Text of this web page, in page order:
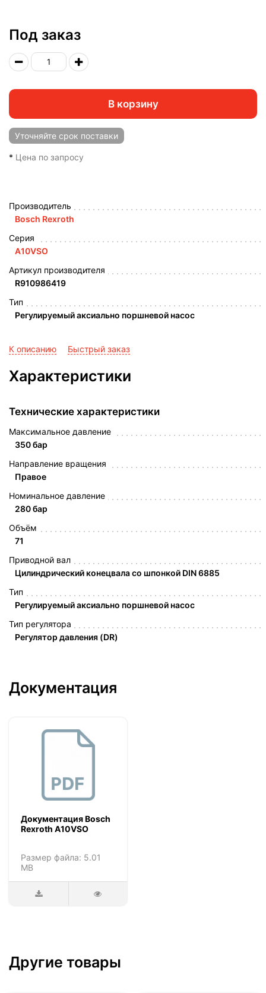
Под заказ
В корзину
Уточняйте срок поставки
* Цена по запросу
Производитель
Bosch Rexroth
Серия
A10VSO
Артикул производителя
R910986419
Тип
Регулируемый аксиально поршневой насос
К описанию Быстрый заказ
Характеристики
Технические характеристики
Максимальное давление
350 бар
Направление вращения
Правое
Номинальное давление
280 бар
Объём
71
Приводной вал
Цилиндрический конецвала со шпонкой DIN 6885
Тип
Регулируемый аксиально поршневой насос
Тип регулятора
Регулятор давления (DR)
Документация
Документация Bosch
Rexroth A10VSO
Размер файла: 5.01
MB
Другие товары